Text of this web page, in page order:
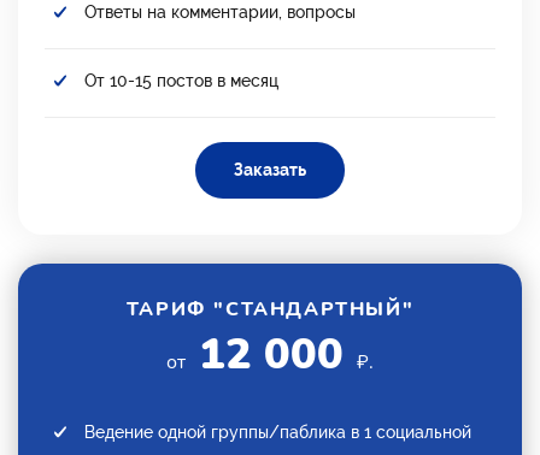
Ответы на комментарии, вопросы
От 10-15 постов в месяц
Заказать
ТАРИФ "СТАНДАРТНЫЙ"
от 12 000 ₽.
Ведение одной группы/паблика в 1 социальной